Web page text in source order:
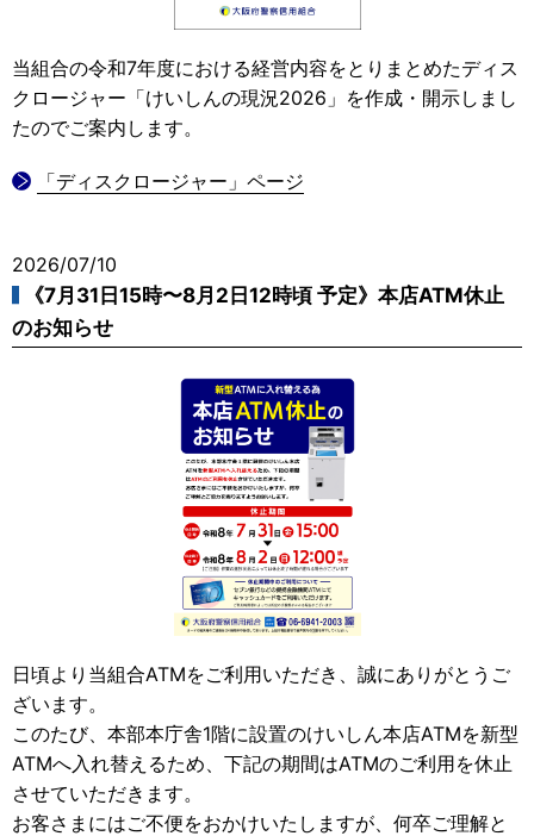
当組合の令和7年度における経営内容をとりまとめたディス
クロージャー「けいしんの現況2026」を作成・開示しまし
たのでご案内します。
「ディスクロージャー」ページ
2026/07/10
《7月31日15時〜8月2日12時頃 予定》本店ATM休止
のお知らせ
日頃より当組合ATMをご利用いただき、誠にありがとうご
ざいます。
このたび、本部本庁舎1階に設置のけいしん本店ATMを新型
ATMへ入れ替えるため、下記の期間はATMのご利用を休止
させていただきます。
お客さまにはご不便をおかけいたしますが、何卒ご理解と